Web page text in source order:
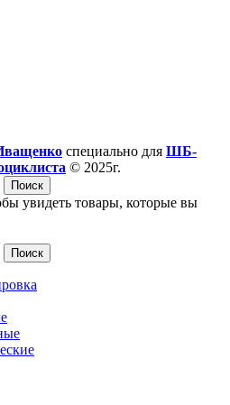
специально для ШБ-
© 2025г.
Поиск
увидеть товары, которые вы
Поиск